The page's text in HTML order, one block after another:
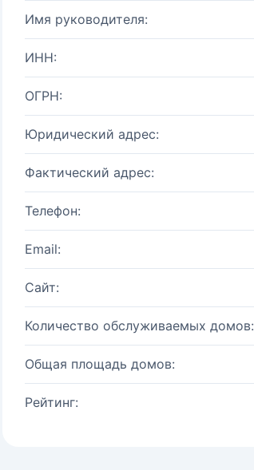
Имя руководителя:
ИНН:
ОГРН:
Юридический адрес:
Фактический адрес:
Телефон:
Email:
Сайт:
Количество обслуживаемых домов:
Общая площадь домов:
Рейтинг: